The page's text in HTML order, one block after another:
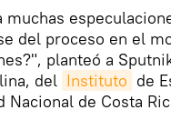
muchas
del proceso en el
planteó a
del Instituto de
Nacional de Costa